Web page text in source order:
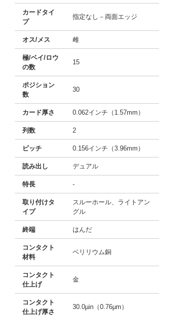
カードタイ
プ
指定なし－両面エッジ
オス/メス 雌
極/ベイ/ロウ
の数
15
ポジション
数
30
カード厚さ 0.062インチ（1.57mm）
列数 2
ピッチ 0.156インチ（3.96mm）
読み出し デュアル
特長 -
取り付けタ
イプ
スルーホール、ライトアン
グル
終端 はんだ
コンタクト
材料
ベリリウム銅
コンタクト
仕上げ
金
コンタクト
仕上げ厚さ
30.0µin（0.76µm）